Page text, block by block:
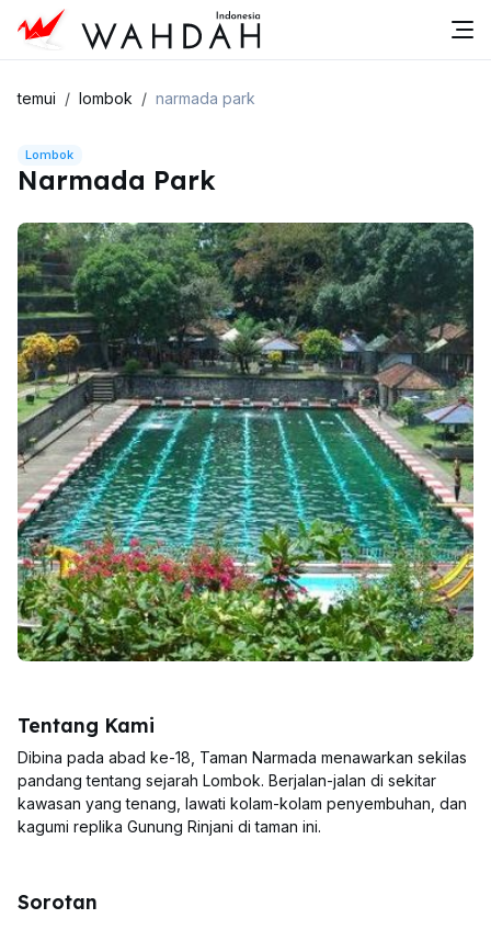
temui lombok narmada park
Lombok
Narmada Park
Tentang Kami
Dibina pada abad ke-18, Taman Narmada menawarkan sekilas
pandang tentang sejarah Lombok. Berjalan-jalan di sekitar
kawasan yang tenang, lawati kolam-kolam penyembuhan, dan
kagumi replika Gunung Rinjani di taman ini.
Sorotan